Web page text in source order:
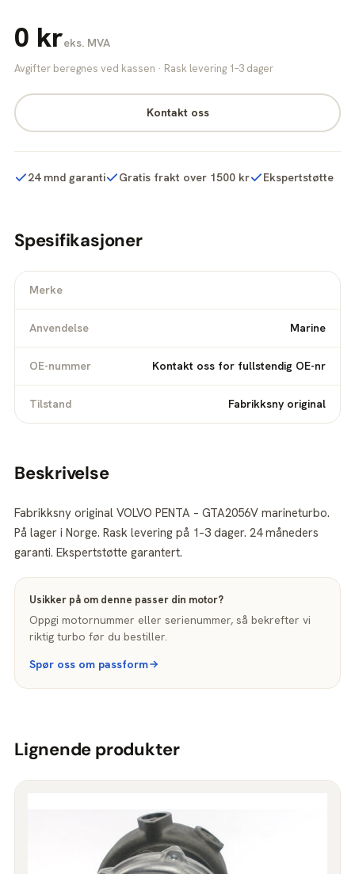
0 kreks. MVA
Avgifter beregnes ved kassen · Rask levering 1–3 dager
Kontakt oss
24 mnd garanti Gratis frakt over 1500 kr Ekspertstøtte
Spesifikasjoner
Merke
Anvendelse Marine
OE-nummer Kontakt oss for fullstendig OE-nr
Tilstand Fabrikksny original
Beskrivelse
Fabrikksny original VOLVO PENTA – GTA2056V marineturbo.
På lager i Norge. Rask levering på 1–3 dager. 24 måneders
garanti. Ekspertstøtte garantert.
Usikker på om denne passer din motor?
Oppgi motornummer eller serienummer, så bekrefter vi
riktig turbo før du bestiller.
Spør oss om passform
Lignende produkter